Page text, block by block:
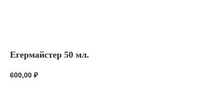
Егермайстер 50 мл.
600,00 ₽